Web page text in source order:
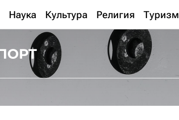
Наука Культура Религия Туризм